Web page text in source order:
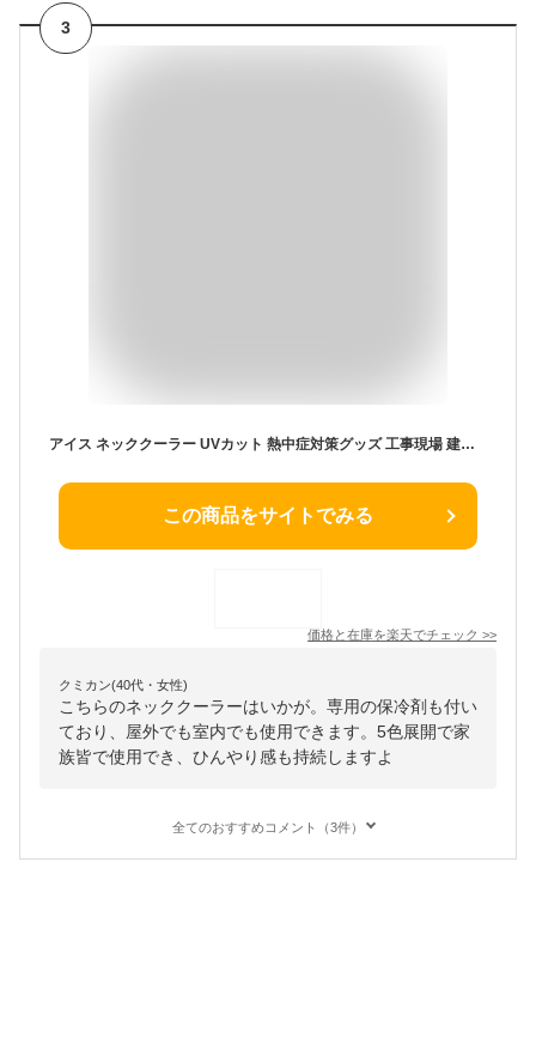
3
アイス ネッククーラー UVカット 熱中症対策グッズ 工事現場 建設業 農作業 首元 ひんやりグッズ 首 冷却 | 夏 仕事 ネッククーラー 厨房 スポーツ観戦 アウトドア 98318 保冷剤 1個付き 首 冷却 リングより気持ちいい スズキ繊維 ボストン商会
この商品をサイトでみる
価格と在庫を楽天でチェック >>
クミカン(40代・女性)
こちらのネッククーラーはいかが。専用の保冷剤も付い
ており、屋外でも室内でも使用できます。5色展開で家
族皆で使用でき、ひんやり感も持続しますよ
全てのおすすめコメント（3件）